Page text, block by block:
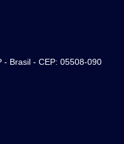
- Brasil - CEP: 05508-090